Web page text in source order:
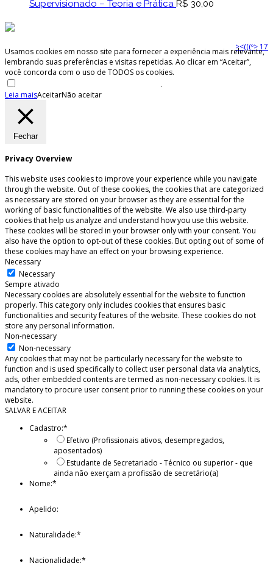
Supervisionado – Teoria e Prática R$ 30,00
><(((º> 17
Usamos cookies em nosso site para fornecer a experiência mais relevante,
lembrando suas preferências e visitas repetidas. Ao clicar em “Aceitar”,
você concorda com o uso de TODOS os cookies.
.
Leia maisAceitarNão aceitar
Fechar
Privacy Overview
This website uses cookies to improve your experience while you navigate
through the website. Out of these cookies, the cookies that are categorized
as necessary are stored on your browser as they are essential for the
working of basic functionalities of the website. We also use third-party
cookies that help us analyze and understand how you use this website.
These cookies will be stored in your browser only with your consent. You
also have the option to opt-out of these cookies. But opting out of some of
these cookies may have an effect on your browsing experience.
Necessary
Necessary
Sempre ativado
Necessary cookies are absolutely essential for the website to function
properly. This category only includes cookies that ensures basic
functionalities and security features of the website. These cookies do not
store any personal information.
Non-necessary
Non-necessary
Any cookies that may not be particularly necessary for the website to
function and is used specifically to collect user personal data via analytics,
ads, other embedded contents are termed as non-necessary cookies. It is
mandatory to procure user consent prior to running these cookies on your
website.
SALVAR E ACEITAR
Cadastro:*
Efetivo (Profissionais ativos, desempregados,
aposentados)
Estudante de Secretariado - Técnico ou superior - que
ainda não exerçam a profissão de secretário(a)
Nome:*
Apelido:
Naturalidade:*
Nacionalidade:*